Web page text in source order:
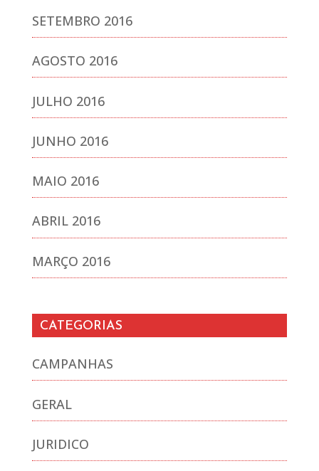
SETEMBRO 2016
AGOSTO 2016
JULHO 2016
JUNHO 2016
MAIO 2016
ABRIL 2016
MARÇO 2016
CATEGORIAS
CAMPANHAS
GERAL
JURIDICO